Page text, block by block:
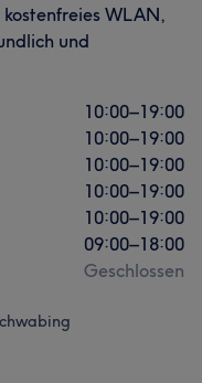
WLAN,
und
10:00–19:00
10:00–19:00
10:00–19:00
10:00–19:00
10:00–19:00
09:00–18:00
Geschlossen